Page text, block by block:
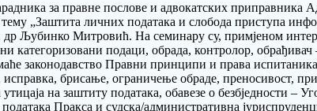
за правне послове и aдвокатских приправника
„Заштита личних података и слобода приступа
Љубинко Митровић. На семинару су, примјеном
подаци, обрада, контролор,
законодавство Правни принципи и права
брисање, ограничење обраде, преносивост,
на заштиту података, обавезе о безбједности –
Пракса и судска/административна